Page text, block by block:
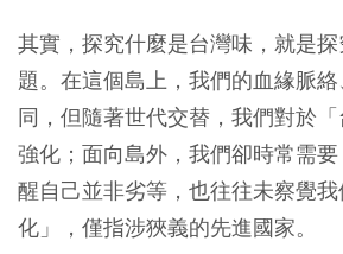
其實，探究什麼是台灣味，就是
題。在這個島上，我們的血緣脈
同，但隨著世代交替，我們對於
強化；面向島外，我們卻時常需
醒自己並非劣等，也往往未察覺
化」，僅指涉狹義的先進國家。